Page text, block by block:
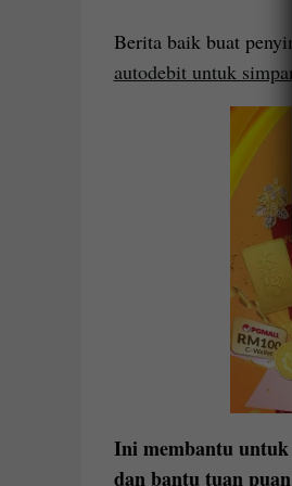
Berita baik buat
autodebit untuk
Ini membantu untuk
dan bantu tuan